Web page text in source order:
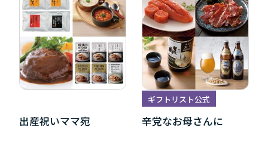
出産祝いママ宛
ギフトリスト公式
辛党なお母さんに